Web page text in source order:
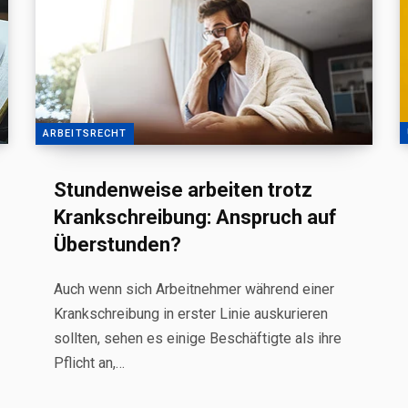
ARBEITSRECHT
Stundenweise arbeiten trotz
Krankschreibung: Anspruch auf
Überstunden?
Auch wenn sich Arbeitnehmer während einer
Krankschreibung in erster Linie auskurieren
sollten, sehen es einige Beschäftigte als ihre
Pflicht an,…